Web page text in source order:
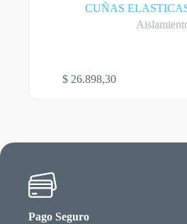
CUÑAS
$ 26.898,30
Pago Seguro